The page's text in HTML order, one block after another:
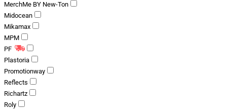
MerchMe BY New-Ton
Midocean
Mikamax
MPM
PF
Plastoria
Promotionway
Reflects
Richartz
Roly